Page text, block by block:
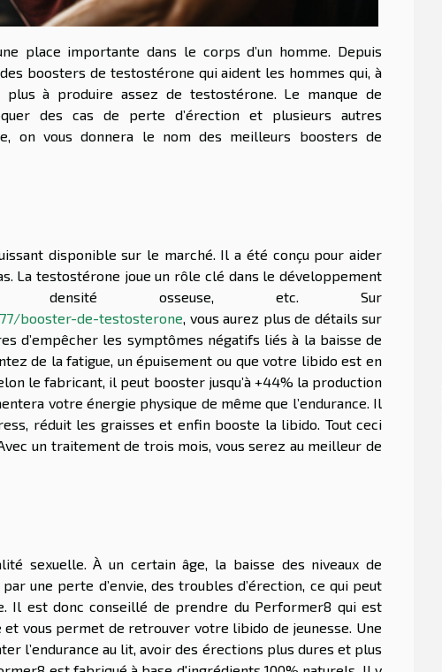
place importante dans le corps d’un homme. Depuis
boosters de testostérone qui aident les hommes qui, à
plus à produire assez de testostérone. Le manque de
des cas de perte d’érection et plusieurs autres
on vous donnera le nom des meilleurs boosters de
disponible sur le marché. Il a été conçu pour aider
La testostérone joue un rôle clé dans le développement
densité osseuse, etc. Sur
booster-de-testosterone, vous aurez plus de détails sur
d’empêcher les symptômes négatifs liés à la baisse de
de la fatigue, un épuisement ou que votre libido est en
le fabricant, il peut booster jusqu’à +44% la production
votre énergie physique de même que l’endurance. Il
réduit les graisses et enfin booste la libido. Tout ceci
un traitement de trois mois, vous serez au meilleur de
sexuelle. À un certain âge, la baisse des niveaux de
une perte d’envie, des troubles d’érection, ce qui peut
Il est donc conseillé de prendre du Performer8 qui est
vous permet de retrouver votre libido de jeunesse. Une
l’endurance au lit, avoir des érections plus dures et plus